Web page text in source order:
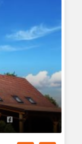
6,99 €/7,50 €
6,99 € 7,50 €